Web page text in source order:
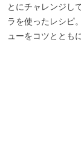
とにチャレンジし
ラを使ったレシピ
ューをコツととも